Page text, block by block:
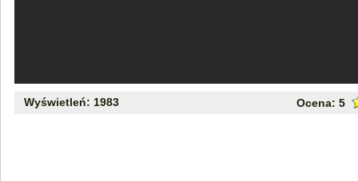
Wyświetleń: 1983 Ocena: 5